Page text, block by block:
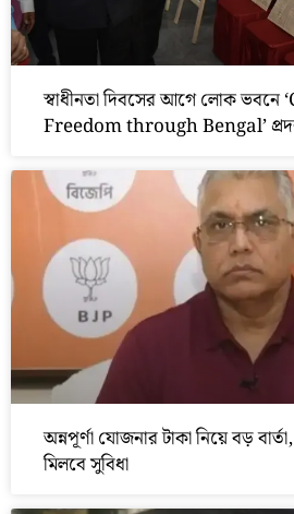
স্বাধীনতা দিবসের আগে লোক
Freedom through Bengal’
অন্নপূর্ণা যোজনার টাকা নিয়ে বড়
মিলবে সুবিধা